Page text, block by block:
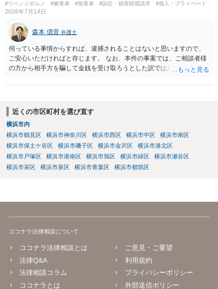
#リベンジポルノ #被害者 #加害者 #訴訟・損害賠償請求 #個人・プライベート
2026年7月14日
森本 偲音 弁護士
伺っている事情からすれば、逮捕されることはないと思いますので、
ご安心いただければと存じます。 なお、本件の事案では、ご相談者様
の方から相手方を騙して金銭を受け取ろうとした訳ではありませんの
近くの市区町村を選び直す
横浜市内
横浜市鶴見区
横浜市神奈川区 横浜市西区 横浜市中区
横浜市南区
横浜市保土ケ谷区
横浜市磯子区 横浜市金沢区
横浜市港北区
横浜市戸塚区
横浜市港南区 横浜市旭区 横浜市緑区
横浜市瀬谷区
横浜市栄区
横浜市泉区 横浜市青葉区 横浜市都筑区
ココナラ法律相談について
ココナラ法律相談とは
法律Q&A
法律相談コラム
ココナラとは
ご意見・ご要望
利用規約
プライバシーポリシー
外部送信ポリシー